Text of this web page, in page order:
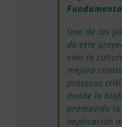
Uno de los
de este
sido la
mejora
procesos
donde la
promovido la
implicación